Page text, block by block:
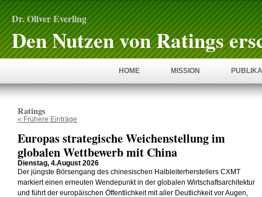
Dr. Oliver Everling
Den Nutzen von Ratings
HOME MISSION
Ratings
« Frühere Einträge
Europas strategische Weichenstellung im
globalen Wettbewerb mit China
Dienstag, 4.August 2026
Der jüngste Börsengang des chinesischen Halbleiterherstellers CXMT
markiert einen erneuten Wendepunkt in der globalen Wirtschaftsarchitektur
und führt der europäischen Öffentlichkeit mit aller Deutlichkeit vor Augen,